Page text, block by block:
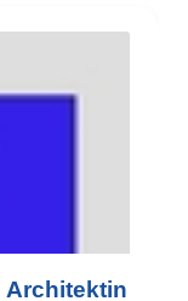
Architektin